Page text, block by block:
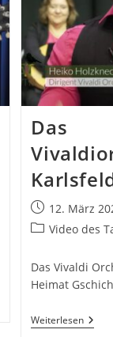
Das
Beitrag
veröffentlicht:
12. März
Beitrags-
Video des
Das Vivaldi
Heimat
WeiterlesenDas